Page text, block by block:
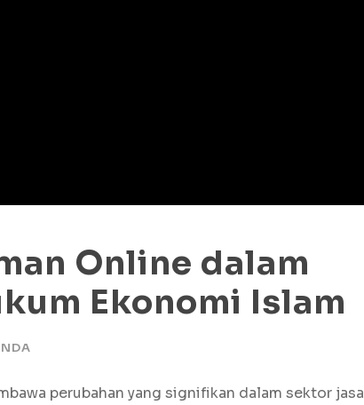
Online dalam
Ekonomi Islam
perubahan yang signifikan dalam sektor jasa